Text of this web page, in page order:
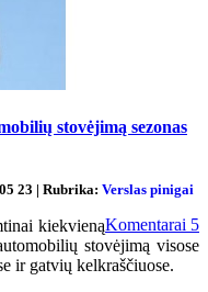
stovėjimą sezonas
23 | Rubrika: Verslas pinigai
Komentarai 5
kiekvieną
stovėjimą visose
ir gatvių kelkraščiuose.